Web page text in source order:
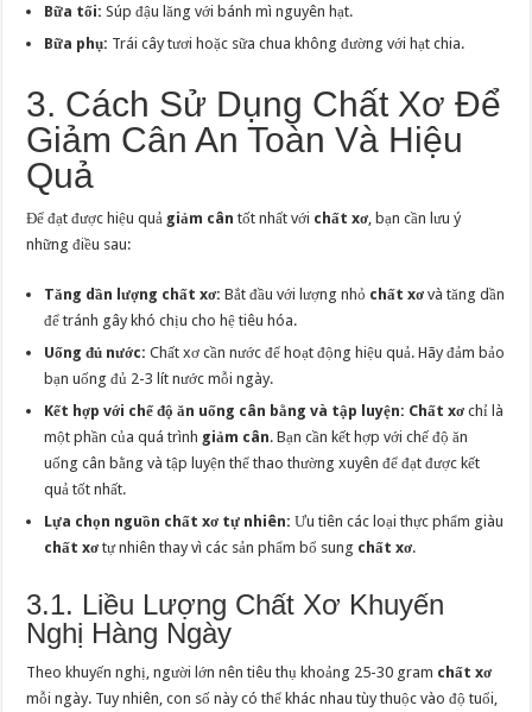
Bữa tối: Súp đậu lăng với bánh mì nguyên hạt.
Bữa phụ: Trái cây tươi hoặc sữa chua không đường với hạt chia.
3. Cách Sử Dụng Chất Xơ Để
Giảm Cân An Toàn Và Hiệu
Quả
Để đạt được hiệu quả giảm cân tốt nhất với chất xơ , bạn cần lưu ý
những điều sau:
Tăng dần lượng chất xơ: Bắt đầu với lượng nhỏ chất xơ và tăng dần
để tránh gây khó chịu cho hệ tiêu hóa.
Uống đủ nước: Chất xơ cần nước để hoạt động hiệu quả. Hãy đảm bảo
bạn uống đủ 2-3 lít nước mỗi ngày.
Kết hợp với chế độ ăn uống cân bằng và tập luyện: Chất xơ chỉ là
một phần của quá trình giảm cân. Bạn cần kết hợp với chế độ ăn
uống cân bằng và tập luyện thể thao thường xuyên để đạt được kết
quả tốt nhất.
Lựa chọn nguồn chất xơ tự nhiên: Ưu tiên các loại thực phẩm giàu
chất xơ tự nhiên thay vì các sản phẩm bổ sung chất xơ.
3.1. Liều Lượng Chất Xơ Khuyến
Nghị Hàng Ngày
Theo khuyến nghị, người lớn nên tiêu thụ khoảng 25-30 gram chất xơ
mỗi ngày. Tuy nhiên, con số này có thể khác nhau tùy thuộc vào độ tuổi,